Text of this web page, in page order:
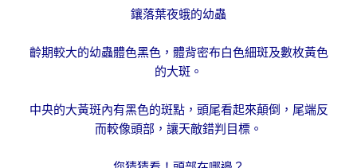
鑲落葉夜蛾的幼蟲
齡期較大的幼蟲體色黑色，體背密布白色細斑及數枚黃色
的大斑。
中央的大黃斑內有黑色的斑點，頭尾看起來顛倒，尾端反
而較像頭部，讓天敵錯判目標。